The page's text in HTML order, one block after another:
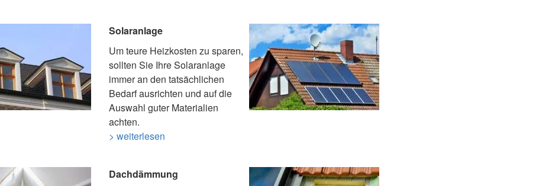
Solaranlage
Um teure Heizkosten zu sparen,
sollten Sie Ihre Solaranlage
immer an den tatsächlichen
Bedarf ausrichten und auf die
Auswahl guter Materialien
achten.
> weiterlesen
Dachdämmung